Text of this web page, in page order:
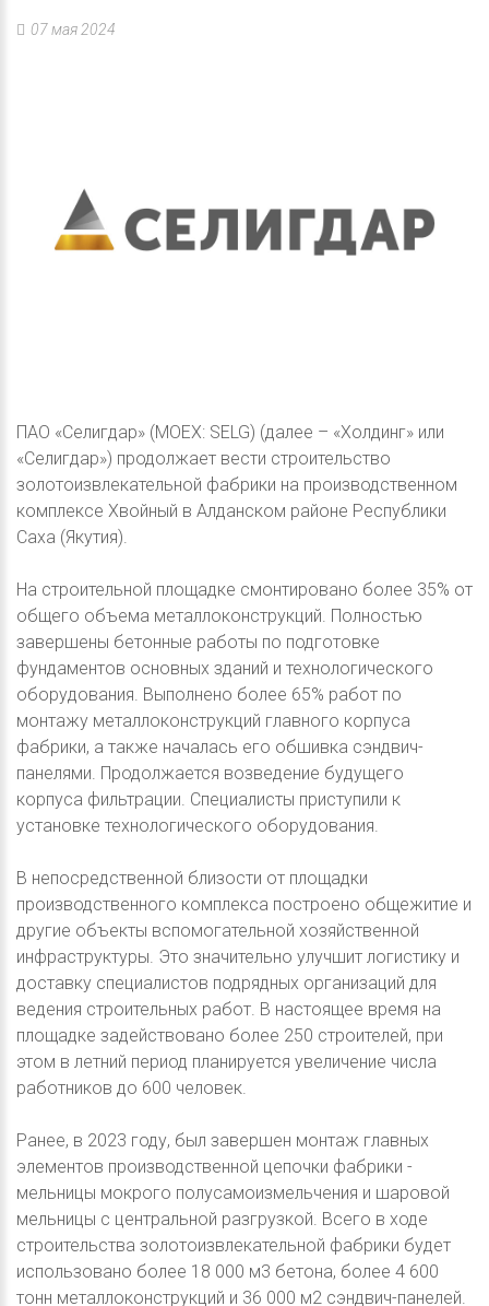
07 мая 2024
ПАО «Селигдар» (MOEX: SELG) (далее – «Холдинг» или
«Селигдар») продолжает вести строительство
золотоизвлекательной фабрики на производственном
комплексе Хвойный в Алданском районе Республики
Саха (Якутия).
На строительной площадке смонтировано более 35% от
общего объема металлоконструкций. Полностью
завершены бетонные работы по подготовке
фундаментов основных зданий и технологического
оборудования. Выполнено более 65% работ по
монтажу металлоконструкций главного корпуса
фабрики, а также началась его обшивка сэндвич-
панелями. Продолжается возведение будущего
корпуса фильтрации. Специалисты приступили к
установке технологического оборудования.
В непосредственной близости от площадки
производственного комплекса построено общежитие и
другие объекты вспомогательной хозяйственной
инфраструктуры. Это значительно улучшит логистику и
доставку специалистов подрядных организаций для
ведения строительных работ. В настоящее время на
площадке задействовано более 250 строителей, при
этом в летний период планируется увеличение числа
работников до 600 человек.
Ранее, в 2023 году, был завершен монтаж главных
элементов производственной цепочки фабрики -
мельницы мокрого полусамоизмельчения и шаровой
мельницы с центральной разгрузкой. Всего в ходе
строительства золотоизвлекательной фабрики будет
использовано более 18 000 м3 бетона, более 4 600
тонн металлоконструкций и 36 000 м2 сэндвич-панелей.